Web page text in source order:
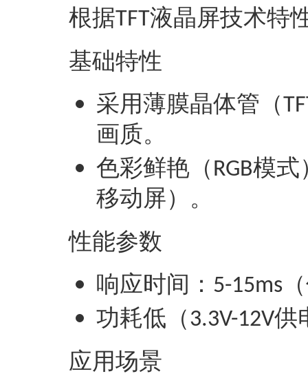
根据TFT液晶屏技术特
‌基础特性‌
采用薄膜晶体管（
画质‌。
色彩鲜艳（ RGB模式
移动屏）‌。
‌性能参数‌
响应时间： 5-15ms
功耗低（3.3V-12V供
‌应用场景‌